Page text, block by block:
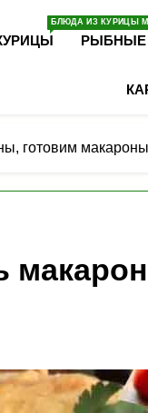
БЛЮДА ИЗ КУРИЦЫ
готовим